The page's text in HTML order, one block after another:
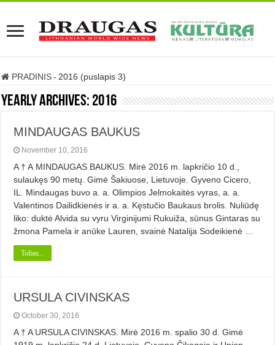
PRADINIS - 2016 (puslapis 3)
Yearly Archives: 2016
MINDAUGAS BAUKUS
November 10, 2016
A † A MINDAUGAS BAUKUS. Mirė 2016 m. lapkričio 10 d.,
sulaukęs 90 metų. Gimė Šakiuose, Lietuvoje. Gyveno Cicero,
IL. Mindaugas buvo a. a. Olimpios Jelmokaitės vyras, a. a.
Valentinos Dailidkienės ir a. a. Kęstučio Baukaus brolis. Nuliūdę
liko: duktė Alvida su vyru Virginijumi Rukuiža, sūnus Gintaras su
žmona Pamela ir anūke Lauren, svainė Natalija Sodeikienė …
Toliau...
URSULA CIVINSKAS
October 30, 2016
A † A URSULA CIVINSKAS. Mirė 2016 m. spalio 30 d. Gimė